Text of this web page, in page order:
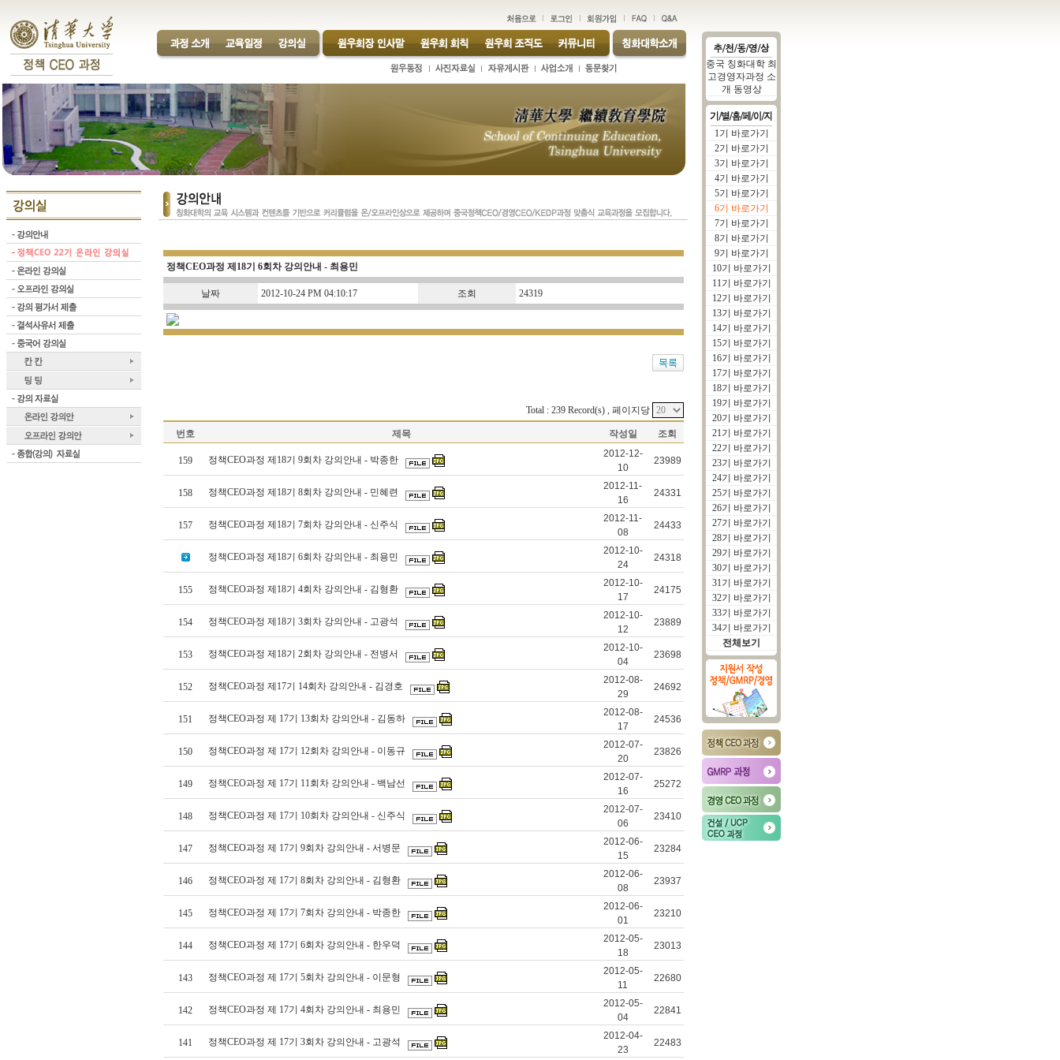
중국 칭화대학 최
고경영자과정 소
개 동영상
1기 바로가기
2기 바로가기
3기 바로가기
4기 바로가기
5기 바로가기
6기 바로가기
7기 바로가기
8기 바로가기
9기 바로가기
10기 바로가기
11기 바로가기
12기 바로가기
13기 바로가기
14기 바로가기
15기 바로가기
16기 바로가기
17기 바로가기
18기 바로가기
19기 바로가기
20기 바로가기
21기 바로가기
22기 바로가기
23기 바로가기
24기 바로가기
25기 바로가기
26기 바로가기
27기 바로가기
28기 바로가기
29기 바로가기
30기 바로가기
31기 바로가기
32기 바로가기
33기 바로가기
34기 바로가기
전체보기
정책CEO과정 제18기 6회차 강의안내 - 최용민
날짜 2012-10-24 PM 04:10:17 조회 24319
Total : 239 Record(s) , 페이지당
번호 제목 작성일 조회
159 정책CEO과정 제18기 9회차 강의안내 - 박종한
2012-12-
10
23989
158 정책CEO과정 제18기 8회차 강의안내 - 민혜련
2012-11-
16
24331
157 정책CEO과정 제18기 7회차 강의안내 - 신주식
2012-11-
08
24433
정책CEO과정 제18기 6회차 강의안내 - 최용민
2012-10-
24
24318
155 정책CEO과정 제18기 4회차 강의안내 - 김형환
2012-10-
17
24175
154 정책CEO과정 제18기 3회차 강의안내 - 고광석
2012-10-
12
23889
153 정책CEO과정 제18기 2회차 강의안내 - 전병서
2012-10-
04
23698
152 정책CEO과정 제17기 14회차 강의안내 - 김경호
2012-08-
29
24692
151 정책CEO과정 제 17기 13회차 강의안내 - 김동하
2012-08-
17
24536
150 정책CEO과정 제 17기 12회차 강의안내 - 이동규
2012-07-
20
23826
149 정책CEO과정 제 17기 11회차 강의안내 - 백남선
2012-07-
16
25272
148 정책CEO과정 제 17기 10회차 강의안내 - 신주식
2012-07-
06
23410
147 정책CEO과정 제 17기 9회차 강의안내 - 서병문
2012-06-
15
23284
146 정책CEO과정 제 17기 8회차 강의안내 - 김형환
2012-06-
08
23937
145 정책CEO과정 제 17기 7회차 강의안내 - 박종한
2012-06-
01
23210
144 정책CEO과정 제 17기 6회차 강의안내 - 한우덕
2012-05-
18
23013
143 정책CEO과정 제 17기 5회차 강의안내 - 이문형
2012-05-
11
22680
142 정책CEO과정 제 17기 4회차 강의안내 - 최용민
2012-05-
04
22841
141 정책CEO과정 제 17기 3회차 강의안내 - 고광석
2012-04-
23
22483